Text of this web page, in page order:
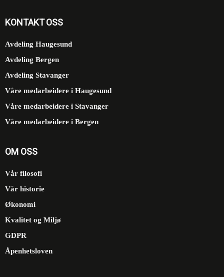
KONTAKT OSS
Avdeling Haugesund
Avdeling Bergen
Avdeling Stavanger
Våre medarbeidere i Haugesund
Våre medarbeidere i Stavanger
Våre medarbeidere i Bergen
OM OSS
Vår filosofi
Vår historie
Økonomi
Kvalitet og Miljø
GDPR
Åpenhetsloven